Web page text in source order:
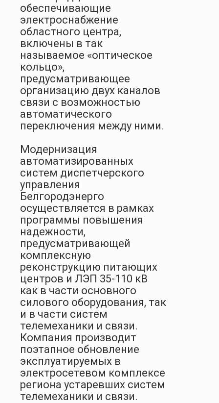
обеспечивающие
электроснабжение
областного центра,
включены в так
называемое «оптическое
кольцо»,
предусматривающее
организацию двух каналов
связи с возможностью
автоматического
переключения между ними.
Модернизация
автоматизированных
систем диспетчерского
управления
Белгородэнерго
осуществляется в рамках
программы повышения
надежности,
предусматривающей
комплексную
реконструкцию питающих
центров и ЛЭП 35-110 кВ
как в части основного
силового оборудования, так
и в части систем
телемеханики и связи.
Компания производит
поэтапное обновление
эксплуатируемых в
электросетевом комплексе
региона устаревших систем
телемеханики и связи.